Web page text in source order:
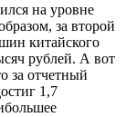
на уровне
за второй
китайского
рублей. А вот
за отчетный
1,7